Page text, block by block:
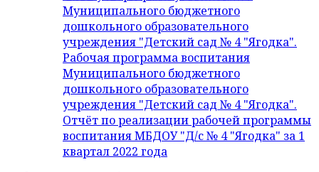
Муниципального бюджетного
дошкольного образовательного
учреждения "Детский сад № 4 "Ягодка".
Рабочая программа воспитания
Муниципального бюджетного
дошкольного образовательного
учреждения "Детский сад № 4 "Ягодка".
Отчёт по реализации рабочей программы
воспитания МБДОУ "Д/с № 4 "Ягодка" за 1
квартал 2022 года